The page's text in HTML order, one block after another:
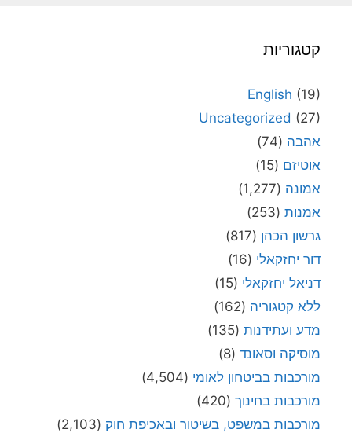
קטגוריות
English (19)
Uncategorized (27)
אהבה (74)
אוטיזם (15)
אמונה (1,277)
אמנות (253)
גרשון הכהן (817)
דור יחזקאלי (16)
דניאל יחזקאלי (15)
ללא קטגוריה (162)
מדע ועתידנות (135)
מוסיקה וסאונד (8)
מורכבות בביטחון לאומי (4,504)
מורכבות בחינוך (420)
מורכבות במשפט, בשיטור ובאכיפת חוק (2,103)